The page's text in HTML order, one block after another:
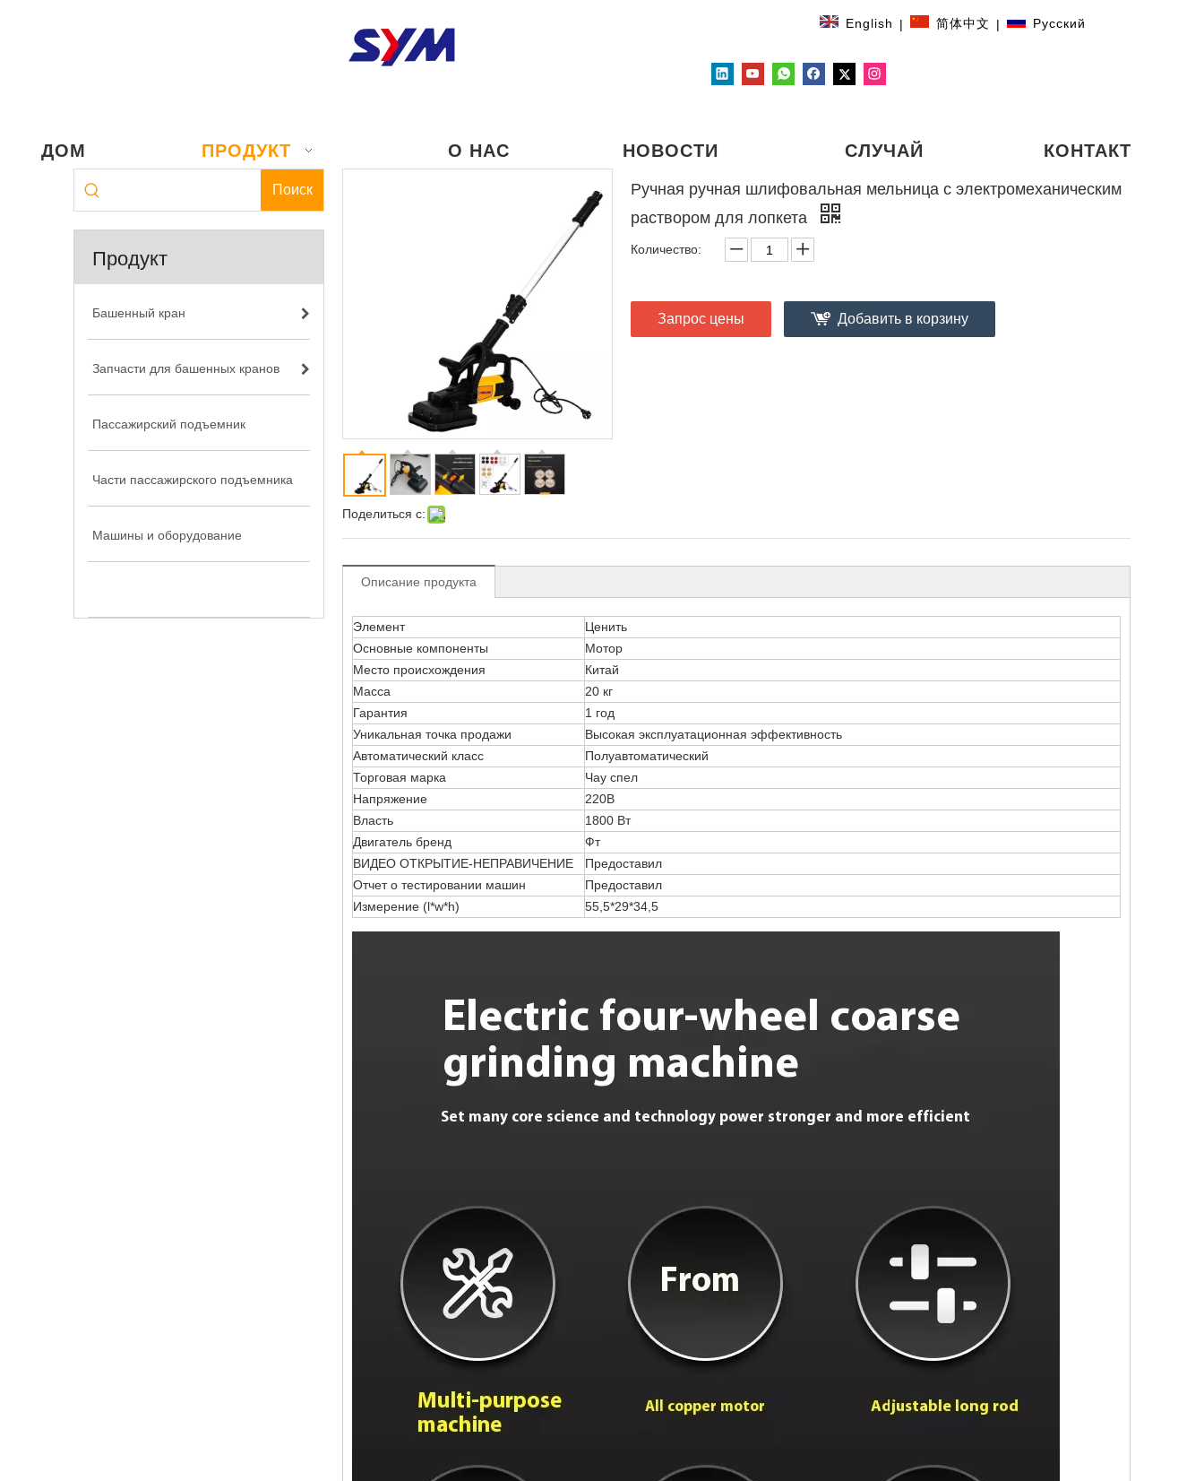
English | 简体中文 | Pусский
ДОМ ПРОДУКТ О НАС НОВОСТИ СЛУЧАЙ КОНТАКТ
Поиск
Продукт
Башенный кран
Запчасти для башенных кранов
Пассажирский подъемник
Части пассажирского подъемника
Машины и оборудование
Поделиться с:
Ручная ручная шлифовальная мельница с электромеханическим
раствором для лопкета
Количество:
Запрос цены Добавить в корзину
Описание продукта
Элемент
Ценить
Основные компоненты
Мотор
Место происхождения
Китай
Масса
20 кг
Гарантия
1 год
Уникальная точка продажи
Высокая эксплуатационная эффективность
Автоматический класс
Полуавтоматический
Торговая марка
Чау спел
Напряжение
220В
Власть
1800 Вт
Двигатель бренд
Фт
ВИДЕО ОТКРЫТИЕ-НЕПРАВИЧЕНИЕ
Предоставил
Отчет о тестировании машин
Предоставил
Измерение (l*w*h)
55,5*29*34,5